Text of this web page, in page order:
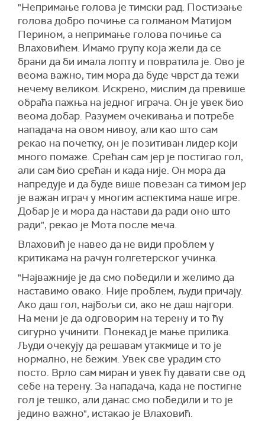
"Непримање голова је тимски рад. Постизање
голова добро почиње са голманом Матијом
Перином, а непримање голова почиње са
Влаховићем. Имамо групу која жели да се
брани да би имала лопту и повратила је. Ово је
веома важно, тим мора да буде чврст да тежи
нечему великом. Искрено, мислим да превише
обраћа пажња на једног играча. Он је увек био
веома добар. Разумем очекивања и потребе
нападача на овом нивоу, али као што сам
рекао на почетку, он је позитиван лидер који
много помаже. Срећан сам јер је постигао гол,
али сам био срећан и када није. Он мора да
напредује и да буде више повезан са тимом јер
је важан играч у многим аспектима наше игре.
Добар је и мора да настави да ради оно што
ради", рекао је Мота после меча.
Влаховић је навео да не види проблем у
критикама на рачун голгетерског учинка.
"Најважније је да смо победили и желимо да
наставимо овако. Није проблем, људи причају.
Ако даш гол, најбољи си, ако не даш најгори.
На мени је да одговорим на терену и то ћу
сигурно учинити. Понекад је мање прилика.
Људи очекују да решавам утакмице и то је
нормално, не бежим. Увек све урадим сто
посто. Врло сам миран и увек ћу давати све од
себе на терену. За нападача, када не постигне
гол је тешко, али данас смо победили и то је
једино важно", истакао је Влаховић.